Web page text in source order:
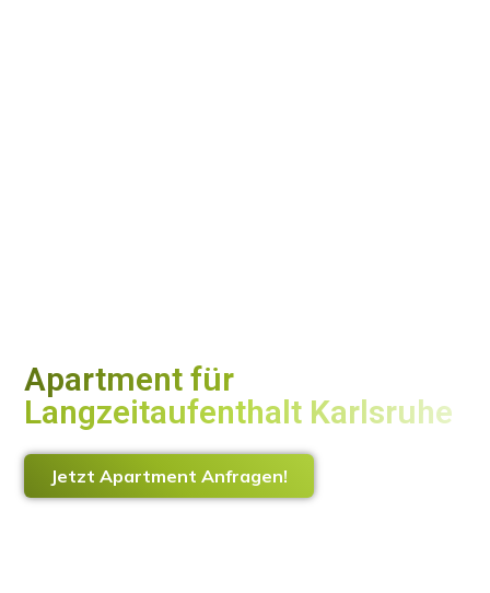
Apartment für
Langzeitaufenthalt Karlsruhe
Jetzt Apartment Anfragen!